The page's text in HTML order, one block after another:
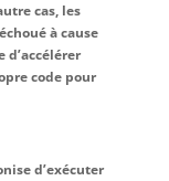
cas, les
à cause
code pour
d’exécuter